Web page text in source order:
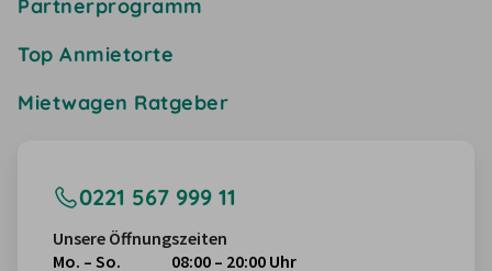
Partnerprogramm
Top Anmietorte
Mietwagen Ratgeber
0221 567 999 11
Unsere Öffnungszeiten
Mo. – So.
08:00 – 20:00 Uhr